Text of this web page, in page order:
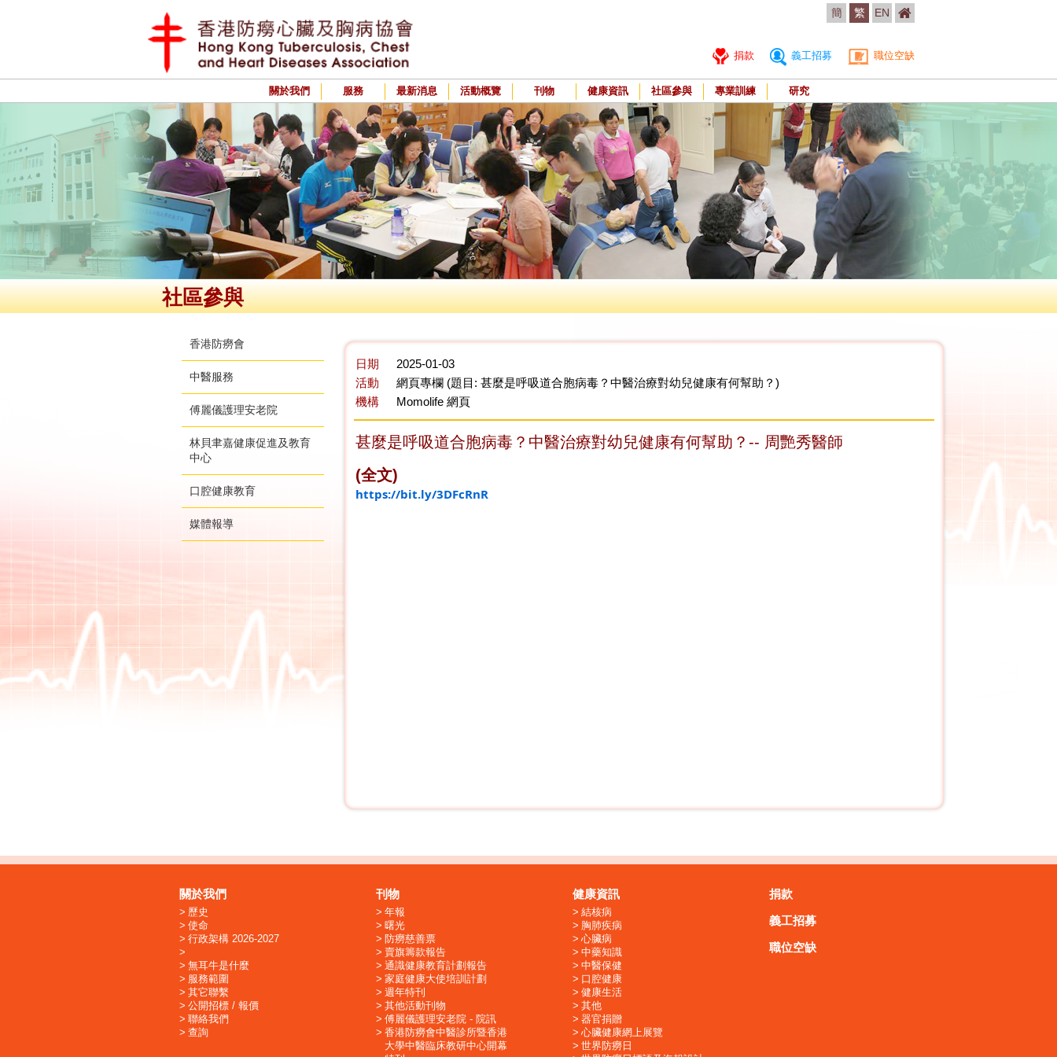
簡 繁 EN
捐款 義工招募 職位空缺
關於我們 服務 最新消息 活動概覽 刊物 健康資訊 社區參與 專業訓練 研究
社區參與
香港防癆會
中醫服務
傅麗儀護理安老院
林貝聿嘉健康促進及教育
中心
口腔健康教育
媒體報導
日期
2025-01-03
活動
網頁專欄 (題目: 甚麼是呼吸道合胞病毒？中醫治療對幼兒健康有何幫助？)
機構
Momolife 網頁
甚麼是呼吸道合胞病毒？中醫治療對幼兒健康有何幫助？-- 周艷秀醫師
(全文)
https://bit.ly/3DFcRnR
關於我們
歷史
使命
行政架構 2026-2027
無耳牛是什麼
服務範圍
其它聯繫
公開招標 / 報價
聯絡我們
查詢
刊物
年報
曙光
防癆慈善票
賣旗籌款報告
通識健康教育計劃報告
家庭健康大使培訓計劃
週年特刊
其他活動刊物
傅麗儀護理安老院 - 院訊
香港防癆會中醫診所暨香港
大學中醫臨床教研中心開幕
健康資訊
結核病
胸肺疾病
心臟病
中藥知識
中醫保健
口腔健康
健康生活
其他
器官捐贈
心臟健康網上展覽
世界防癆日
捐款
義工招募
職位空缺